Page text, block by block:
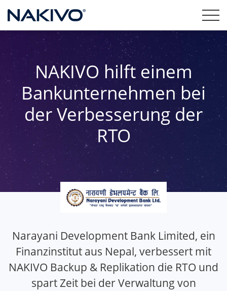
NAKIVO hilft einem
Bankunternehmen bei
der Verbesserung der
RTO
Narayani Development Bank Limited, ein
Finanzinstitut aus Nepal, verbessert mit
NAKIVO Backup & Replikation die RTO und
spart Zeit bei der Verwaltung von